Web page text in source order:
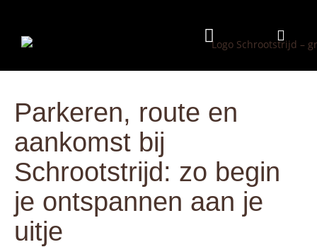
Parkeren, route en
aankomst bij
Schrootstrijd: zo begin
je ontspannen aan je
uitje